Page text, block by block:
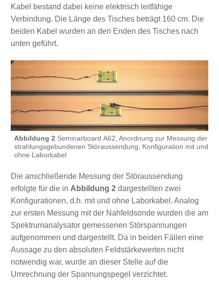
Kabel bestand dabei keine elektrisch leitfähige
Verbindung. Die Länge des Tisches beträgt 160 cm. Die
beiden Kabel wurden an den Enden des Tisches nach
unten geführt.
Abbildung 2Seminarboard A62, Anordnung zur Messung der
strahlungsgebundenen Störaussendung, Konfiguration mit und
ohne Laborkabel
Die anschließende Messung der Störaussendung
erfolgte für die in Abbildung 2dargestellten zwei
Konfigurationen, d.h. mit und ohne Laborkabel. Analog
zur ersten Messung mit der Nahfeldsonde wurden die am
Spektrumanalysator gemessenen Störspannungen
aufgenommen und dargestellt. Da in beiden Fällen eine
Aussage zu den absoluten Feldstärkewerten nicht
notwendig war, wurde an dieser Stelle auf die
Umrechnung der Spannungspegel verzichtet.